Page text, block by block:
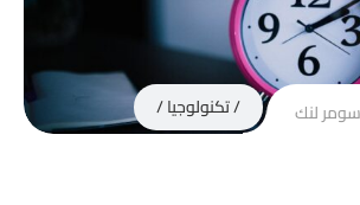
سومر لنك تكنولوجيا